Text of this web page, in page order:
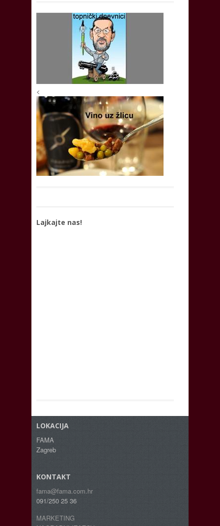
<
Lajkajte nas!
LOKACIJA
FAMA
Zagreb
KONTAKT
fama@fama.com.hr
091/250 25 36
MARKETING